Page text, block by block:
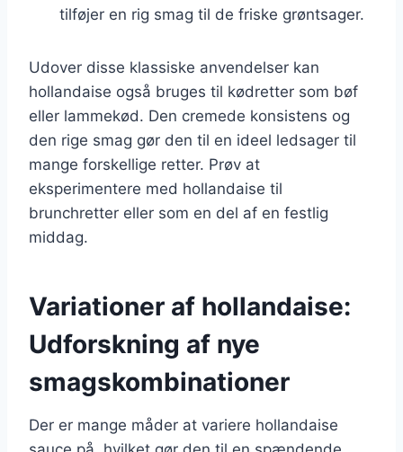
tilføjer en rig smag til de friske grøntsager.
Udover disse klassiske anvendelser kan
hollandaise også bruges til kødretter som bøf
eller lammekød. Den cremede konsistens og
den rige smag gør den til en ideel ledsager til
mange forskellige retter. Prøv at
eksperimentere med hollandaise til
brunchretter eller som en del af en festlig
middag.
Variationer af hollandaise:
Udforskning af nye
smagskombinationer
Der er mange måder at variere hollandaise